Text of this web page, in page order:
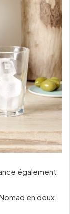
également
en deux